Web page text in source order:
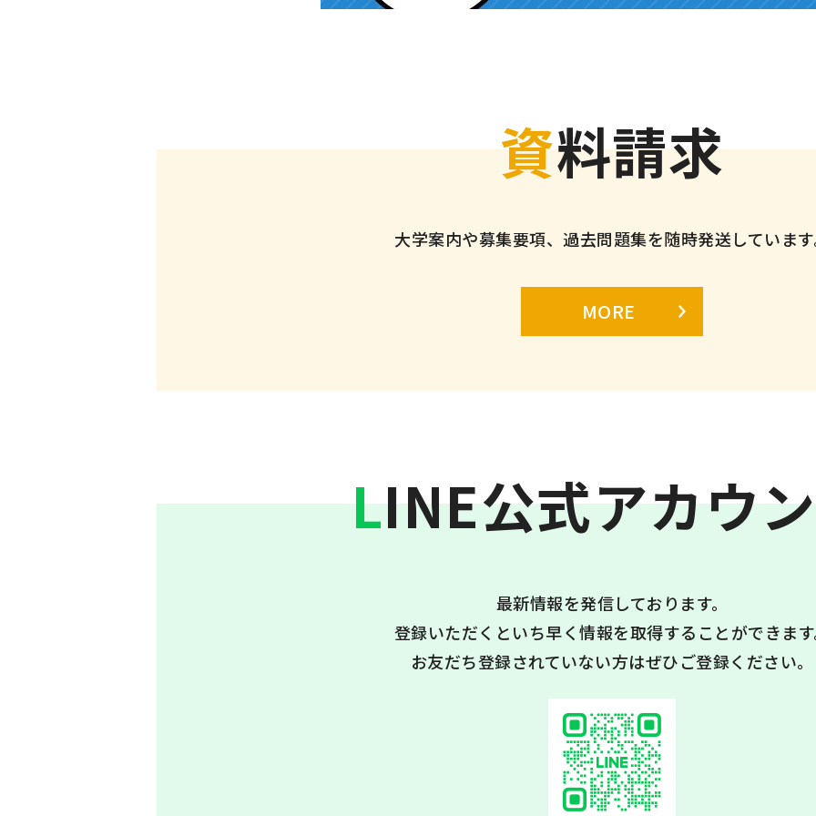
資料請求
大学案内や募集要項、過去問題集を随時発送していま
MORE
LINE公式アカウ
最新情報を発信しております。
登録いただくといち早く情報を取得することができま
お友だち登録されていない方はぜひご登録ください。